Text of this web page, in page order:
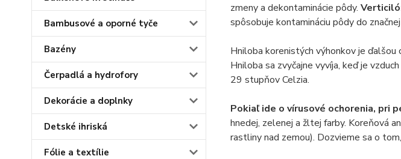
Bambusové a oporné tyče
Bazény
Čerpadlá a hydrofory
Dekorácie a doplnky
Detské ihriská
Fólie a textílie
zmeny a dekontaminácie pôdy.
spôsobuje kontamináciu pôdy do
Hniloba korenistých výhonkov je
Hniloba sa zvyčajne vyvíja, keď je
29 stupňov Celzia.
Pokiaľ ide o vírusové ochorenia, pri
hnedej, zelenej a žltej farby. Koreňová
rastliny nad zemou). Dozvieme sa o